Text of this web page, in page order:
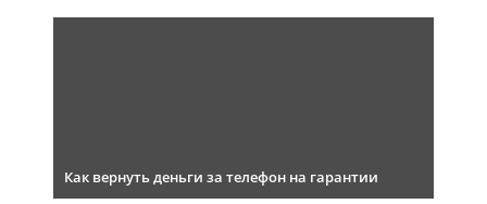
Как вернуть деньги за телефон на гарантии